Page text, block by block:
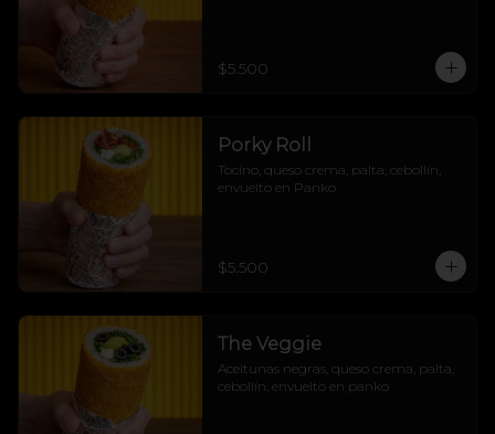
$5.500
Porky Roll
Tocino, queso crema, palta, cebollín,
envuelto en Panko
$5.500
The Veggie
Aceitunas negras, queso crema, palta,
cebollín, envuelto en panko